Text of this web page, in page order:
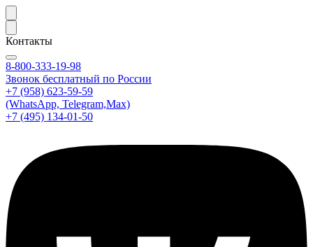
Контакты
8-800-333-19-98
Звонок бесплатный по России
+7 (958) 623-59-59
(WhatsApp, Telegram,Max)
+7 (495) 134-01-50